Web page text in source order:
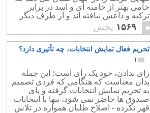
حامی بهتر از خامنه ای و اسد در برابر
ترکیه و داعش نیافته اند و از طرف دیگر
نشانه برنامه های مخوف ترکیه برای
نابودی کردها وسیله داعش است.
بزرگترین دلیل حمایت ترکیه از داعش امید
به قتل عام کردهای بی دفاع بوده است.
۱۵۶۹ پخش
تَحریم فعال نَمایش انتخابات، چه تأثیری دارد؟
۱
رای ندادن، خود یک رأی است؛ این جمله
بدان معناست که هنگامی که فردی تصمیم
به تحریم نمایش انتخابات گرفته و پای
صندوق ها حاضر نمی شود، تنها با انتخابات
قهر نکرده - اصلاح طلبان همواره در تلاش